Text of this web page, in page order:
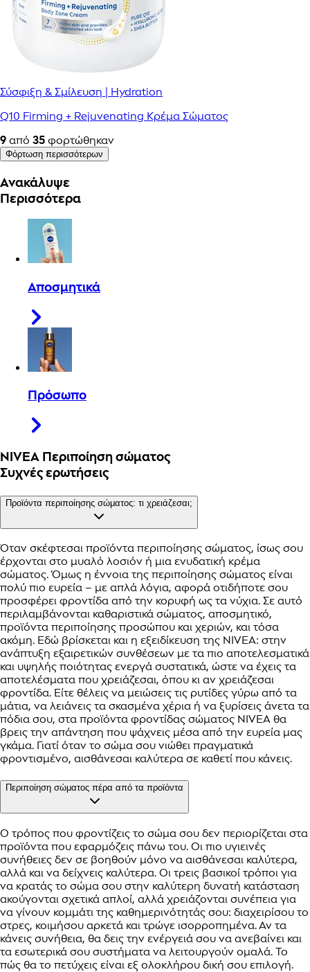
Σύσφιξη & Σμίλευση | Hydration
Q10 Firming + Rejuvenating Κρέμα Σώματος
9 από 35 φορτώθηκαν
Φόρτωση περισσότερων
Ανακάλυψε
Περισσότερα
Αποσμητικά
Πρόσωπο
NIVEA Περιποίηση σώματος
Συχνές ερωτήσεις
Προϊόντα περιποίησης σώματος: τι χρειάζεσαι;
Όταν σκέφτεσαι προϊόντα περιποίησης σώματος, ίσως σου
έρχονται στο μυαλό λοσιόν ή μια ενυδατική κρέμα
σώματος. Όμως η έννοια της περιποίησης σώματος είναι
πολύ πιο ευρεία – με απλά λόγια, αφορά οτιδήποτε σου
προσφέρει φροντίδα από την κορυφή ως τα νύχια. Σε αυτό
περιλαμβάνονται καθαριστικά σώματος, αποσμητικό,
προϊόντα περιποίησης προσώπου και χεριών, και τόσα
ακόμη. Εδώ βρίσκεται και η εξειδίκευση της NIVEA: στην
ανάπτυξη εξαιρετικών συνθέσεων με τα πιο αποτελεσματικά
και υψηλής ποιότητας ενεργά συστατικά, ώστε να έχεις τα
αποτελέσματα που χρειάζεσαι, όπου κι αν χρειάζεσαι
φροντίδα. Είτε θέλεις να μειώσεις τις ρυτίδες γύρω από τα
μάτια, να λειάνεις τα σκασμένα χέρια ή να ξυρίσεις άνετα τα
πόδια σου, στα προϊόντα φροντίδας σώματος NIVEA θα
βρεις την απάντηση που ψάχνεις μέσα από την ευρεία μας
γκάμα. Γιατί όταν το σώμα σου νιώθει πραγματικά
φροντισμένο, αισθάνεσαι καλύτερα σε καθετί που κάνεις.
Περιποίηση σώματος πέρα από τα προϊόντα
Ο τρόπος που φροντίζεις το σώμα σου δεν περιορίζεται στα
προϊόντα που εφαρμόζεις πάνω του. Οι πιο υγιεινές
συνήθειες δεν σε βοηθούν μόνο να αισθάνεσαι καλύτερα,
αλλά και να δείχνεις καλύτερα. Οι τρεις βασικοί τρόποι για
να κρατάς το σώμα σου στην καλύτερη δυνατή κατάσταση
ακούγονται σχετικά απλοί, αλλά χρειάζονται συνέπεια για
να γίνουν κομμάτι της καθημερινότητάς σου: διαχειρίσου το
στρες, κοιμήσου αρκετά και τρώγε ισορροπημένα. Αν τα
κάνεις συνήθεια, θα δεις την ενέργειά σου να ανεβαίνει και
τα εσωτερικά σου συστήματα να λειτουργούν ομαλά. Το
πώς θα το πετύχεις είναι εξ ολοκλήρου δική σου επιλογή.